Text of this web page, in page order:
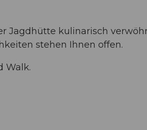
Jagdhütte kulinarisch
stehen Ihnen offen.
Walk.